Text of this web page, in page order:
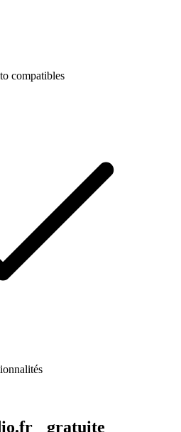
compatibles
gratuite